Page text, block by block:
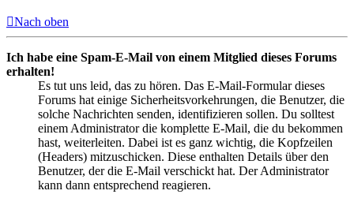
Nach oben
Ich habe eine Spam-E-Mail von einem Mitglied dieses Forums
erhalten!
Es tut uns leid, das zu hören. Das E-Mail-Formular dieses
Forums hat einige Sicherheitsvorkehrungen, die Benutzer, die
solche Nachrichten senden, identifizieren sollen. Du solltest
einem Administrator die komplette E-Mail, die du bekommen
hast, weiterleiten. Dabei ist es ganz wichtig, die Kopfzeilen
(Headers) mitzuschicken. Diese enthalten Details über den
Benutzer, der die E-Mail verschickt hat. Der Administrator
kann dann entsprechend reagieren.